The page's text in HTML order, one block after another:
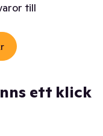
till
ett klick